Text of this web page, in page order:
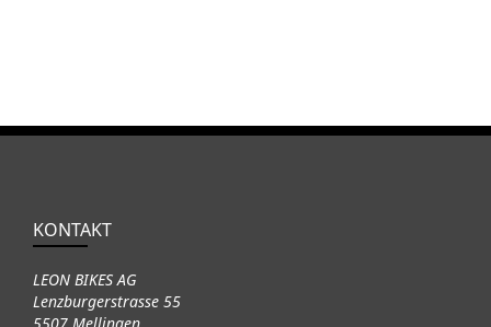
KONTAKT
LEON BIKES AG
Lenzburgerstrasse 55